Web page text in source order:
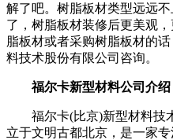
解了吧。树脂板材类型远远
了，树脂板材装修后更美观
脂板材或者采购树脂板材的
料技术股份有限公司咨询。
福尔卡新型材料公司介绍
福尔卡(比京)新型材料技
立于文明古都北京，是一家